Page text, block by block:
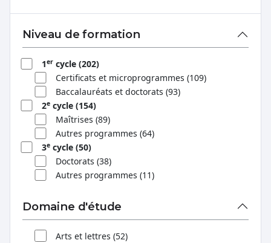
Niveau de formation
1er cycle (202)
Certificats et microprogrammes (109)
Baccalauréats et doctorats (93)
2e cycle (154)
Maîtrises (89)
Autres programmes (64)
3e cycle (50)
Doctorats (38)
Autres programmes (11)
Domaine d'étude
Arts et lettres (52)